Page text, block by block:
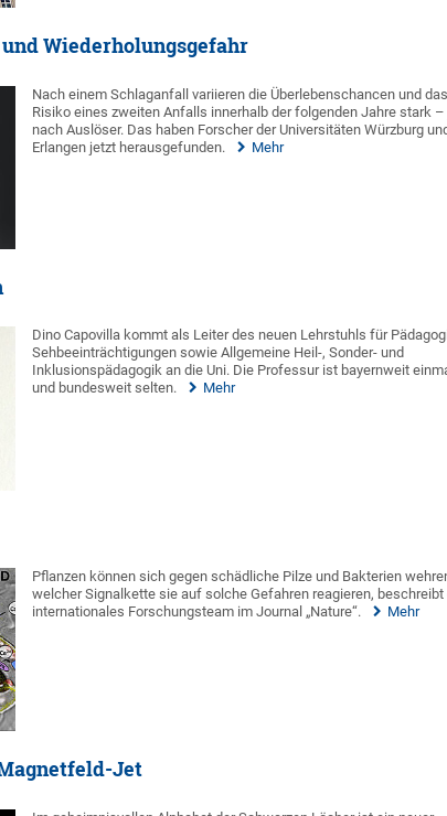
Wiederholungsgefahr
Nach einem Schlaganfall variieren die Überlebenschancen und das
Risiko eines zweiten Anfalls innerhalb der folgenden Jahre stark –
nach Auslöser. Das haben Forscher der Universitäten Würzburg
Erlangen jetzt herausgefunden.
Mehr
Dino Capovilla kommt als Leiter des neuen Lehrstuhls für
Sehbeeinträchtigungen sowie Allgemeine Heil-, Sonder- und
Inklusionspädagogik an die Uni. Die Professur ist bayernweit
und bundesweit selten.
Mehr
Pflanzen können sich gegen schädliche Pilze und Bakterien
welcher Signalkette sie auf solche Gefahren reagieren, beschreibt
internationales Forschungsteam im Journal „Nature“.
Mehr
Jet